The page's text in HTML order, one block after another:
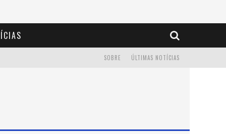
ÚLTIMAS NOTÍCIAS
SOBRE